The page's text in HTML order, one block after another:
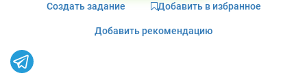
Создать задание Добавить в избранное
Добавить рекомендацию